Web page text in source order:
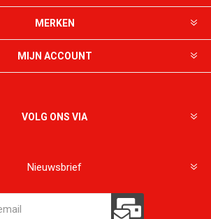
MERKEN
MIJN ACCOUNT
VOLG ONS VIA
Nieuwsbrief